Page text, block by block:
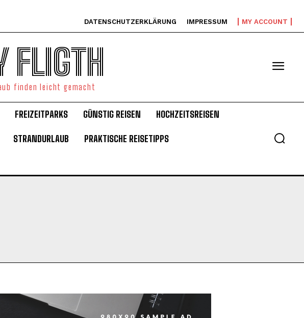
DATENSCHUTZERKLÄRUNG IMPRESSUM MY ACCOUNT
FLIGTH
finden leicht gemacht
FREIZEITPARKS GÜNSTIG REISEN HOCHZEITSREISEN
STRANDURLAUB PRAKTISCHE REISETIPPS